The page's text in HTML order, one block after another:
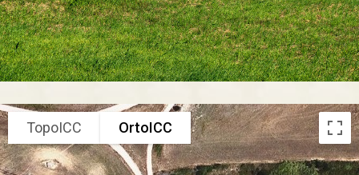
TopoICC OrtoICC